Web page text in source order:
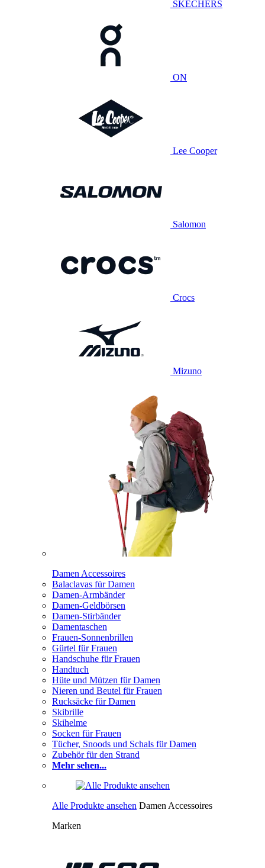
SKECHERS
ON
Lee Cooper
Salomon
Crocs
Mizuno
Damen Accessoires
Balaclavas für Damen
Damen-Armbänder
Damen-Geldbörsen
Damen-Stirbänder
Damentaschen
Frauen-Sonnenbrillen
Gürtel für Frauen
Handschuhe für Frauen
Handtuch
Hüte und Mützen für Damen
Nieren und Beutel für Frauen
Rucksäcke für Damen
Skibrille
Skihelme
Socken für Frauen
Tücher, Snoods und Schals für Damen
Zubehör für den Strand
Mehr sehen...
Alle Produkte ansehen Damen Accessoires
Marken